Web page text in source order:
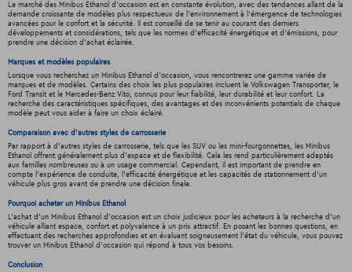
Le marché des Minibus Ethanol d'occasion est en constante évolution, avec des tendances allant de la
demande croissante de modèles plus respectueux de l'environnement à l'émergence de technologies
avancées pour le confort et la sécurité. Il est conseillé de se tenir au courant des derniers
développements et considérations, tels que les normes d'efficacité énergétique et d'émissions, pour
prendre une décision d'achat éclairée.
Marques et modèles populaires
Lorsque vous recherchez un Minibus Ethanol d'occasion, vous rencontrerez une gamme variée de
marques et de modèles. Certains des choix les plus populaires incluent le Volkswagen Transporter, le
Ford Transit et le Mercedes-Benz Vito, connus pour leur fiabilité, leur durabilité et leur confort. La
recherche des caractéristiques spécifiques, des avantages et des inconvénients potentiels de chaque
modèle peut vous aider à faire un choix éclairé.
Comparaison avec d'autres styles de carrosserie
Par rapport à d'autres styles de carrosserie, tels que les SUV ou les mini-fourgonnettes, les Minibus
Ethanol offrent généralement plus d'espace et de flexibilité. Cela les rend particulièrement adaptés
aux familles nombreuses ou à un usage commercial. Cependant, il est important de prendre en
compte l'expérience de conduite, l'efficacité énergétique et les capacités de stationnement d'un
véhicule plus gros avant de prendre une décision finale.
Pourquoi acheter un Minibus Ethanol
L'achat d'un Minibus Ethanol d'occasion est un choix judicieux pour les acheteurs à la recherche d'un
véhicule alliant espace, confort et polyvalence à un prix attractif. En posant les bonnes questions, en
effectuant des recherches approfondies et en évaluant soigneusement l'état du véhicule, vous pouvez
trouver un Minibus Ethanol d'occasion qui répond à tous vos besoins.
Conclusion